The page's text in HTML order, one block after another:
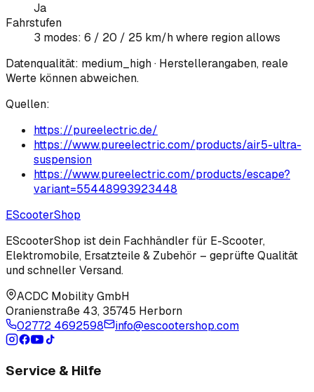
Ja
Fahrstufen
3 modes: 6 / 20 / 25 km/h where region allows
Datenqualität: medium_high· Herstellerangaben, reale
Werte können abweichen.
Quellen:
https://pureelectric.de/
https://www.pureelectric.com/products/air5-ultra-
suspension
https://www.pureelectric.com/products/escape?
variant=55448993923448
EScooterShop
EScooterShop ist dein Fachhändler für E-Scooter,
Elektromobile, Ersatzteile & Zubehör – geprüfte Qualität
und schneller Versand.
ACDC Mobility GmbH
Oranienstraße 43, 35745 Herborn
02772 4692598
info@escootershop.com
Service & Hilfe